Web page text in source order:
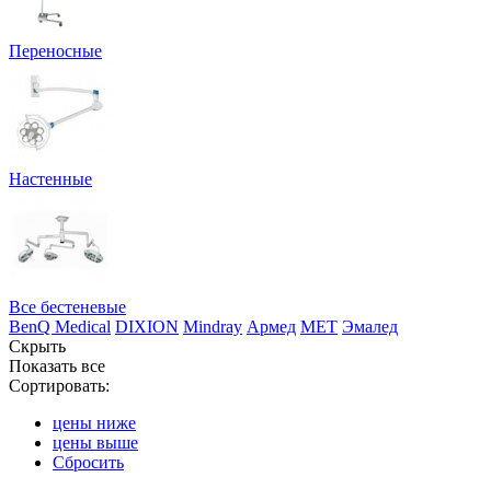
Переносные
Настенные
Все бестеневые
BenQ Medical DIXION Mindray Армед МЕТ Эмалед
Скрыть
Показать все
Сортировать:
цены ниже
цены выше
Сбросить